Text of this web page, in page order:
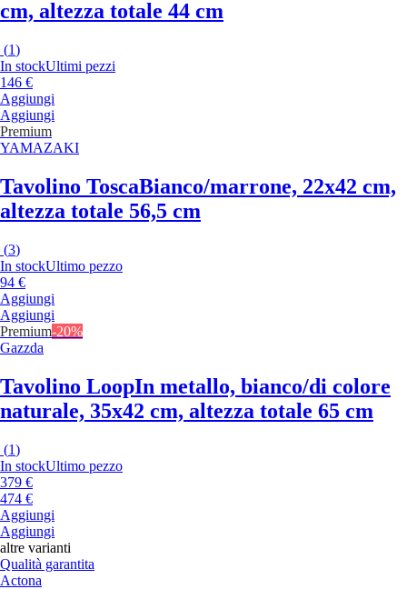
cm, altezza totale 44 cm
(1)
In stockUltimi pezzi
146 €
Aggiungi
Aggiungi
Premium
YAMAZAKI
Tavolino ToscaBianco/marrone, 22x42 cm,
altezza totale 56,5 cm
(3)
In stockUltimo pezzo
94 €
Aggiungi
Aggiungi
Premium-20%
Gazzda
Tavolino LoopIn metallo, bianco/di colore
naturale, 35x42 cm, altezza totale 65 cm
(1)
In stockUltimo pezzo
379 €
474 €
Aggiungi
Aggiungi
altre varianti
Qualità garantita
Actona